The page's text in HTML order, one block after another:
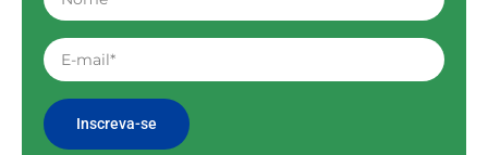
Inscreva-se